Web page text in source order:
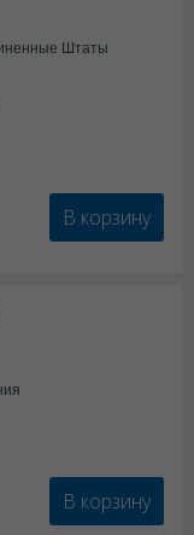
Штаты
В корзину
В корзину